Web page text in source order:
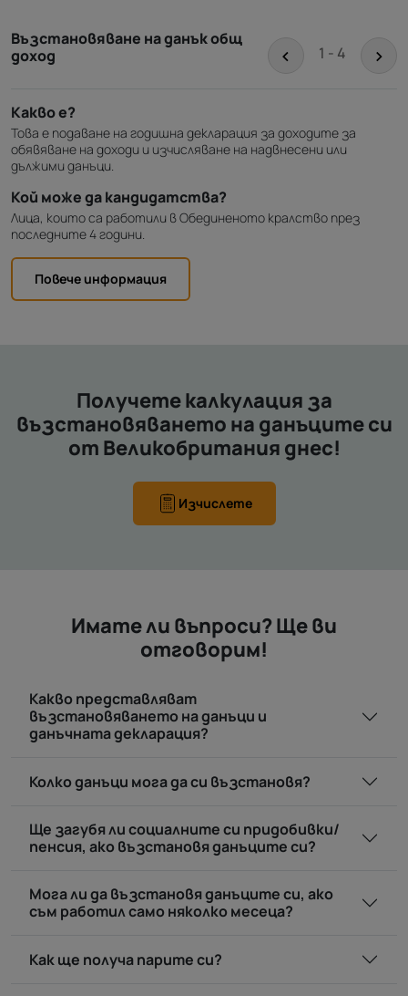
Възстановяване на данък общ
доход
< 1 - 4 >
Какво е?
Това е подаване на годишна декларация за доходите за
обявяване на доходи и изчисляване на надвнесени или
дължими данъци.
Кой може да кандидатства?
Лица, които са работили в Обединеното кралство през
последните 4 години.
Повече информация
Получете калкулация за
възстановяването на данъците си
от Великобритания днес!
Изчислете
Имате ли въпроси? Ще ви
отговорим!
Какво представляват
възстановяването на данъци и
данъчната декларация?
Колко данъци мога да си възстановя?
Ще загубя ли социалните си придобивки/
пенсия, ако възстановя данъците си?
Мога ли да възстановя данъците си, ако
съм работил само няколко месеца?
Как ще получа парите си?